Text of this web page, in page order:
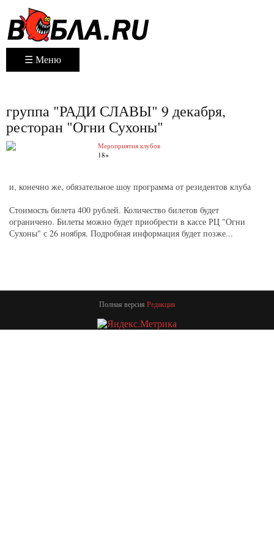
☰ Меню
группа "РАДИ СЛАВЫ" 9 декабря,
ресторан "Огни Сухоны"
Мероприятия клубов
18+
и, конечно же, обязательное шоу программа от резидентов клуба
Стоимость билета 400 рублей. Количество билетов будет
ограничено. Билеты можно будет приобрести в кассе РЦ "Огни
Сухоны" с 26 ноября. Подробная информация будет позже...
Полная версия Редакция